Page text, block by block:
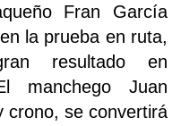
Fran García
la prueba en ruta,
resultado en
manchego Juan
crono, se convertirá